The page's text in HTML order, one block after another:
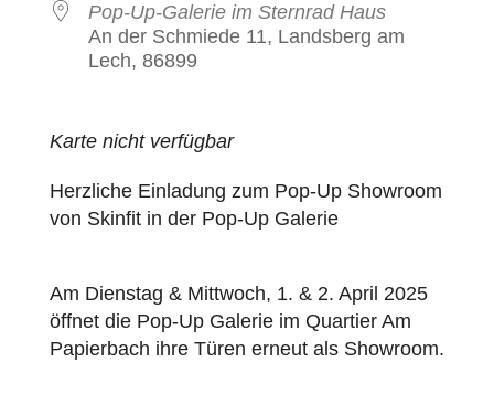
Pop-Up-Galerie im Sternrad Haus
An der Schmiede 11, Landsberg am
Lech, 86899
Karte nicht verfügbar
Herzliche Einladung zum Pop-Up Showroom
von Skinfit in der Pop-Up Galerie
Am Dienstag & Mittwoch, 1. & 2. April 2025
öffnet die Pop-Up Galerie im Quartier Am
Papierbach ihre Türen erneut als Showroom.